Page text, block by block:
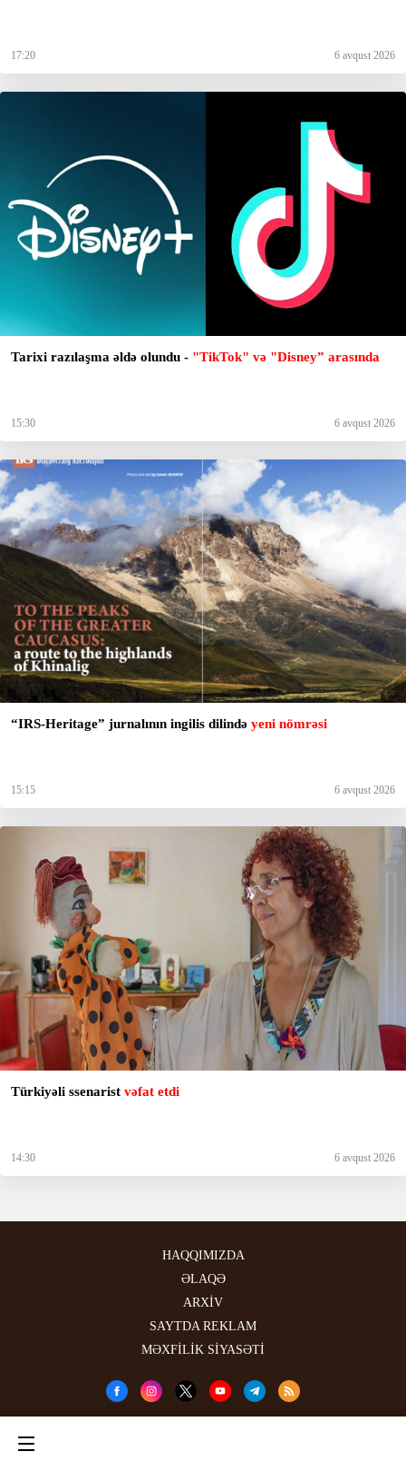
17:20 6 avqust 2026
Tarixi razılaşma əldə olundu - "TikTok" və "Disney” arasında
15:30 6 avqust 2026
“IRS-Heritage” jurnalının ingilis dilində yeni nömrəsi
15:15 6 avqust 2026
Türkiyəli ssenarist vəfat etdi
14:30 6 avqust 2026
HAQQIMIZDA
ƏLAQƏ
ARXİV
SAYTDA REKLAM
MƏXFİLİK SİYASƏTİ
Məlumatdan istifadə etdikdə istinad mütləqdir. Məlumat internet səhifələrində istifadə